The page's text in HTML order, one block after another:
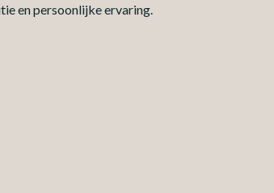
en persoonlijke ervaring.